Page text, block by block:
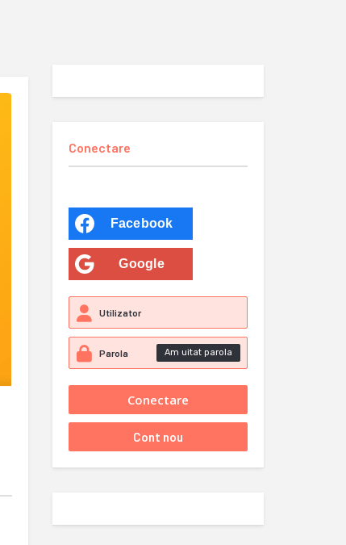
Conectare
Facebook
Google
Am uitat parola